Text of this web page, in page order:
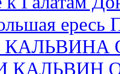
ересь
КАЛЬВИН